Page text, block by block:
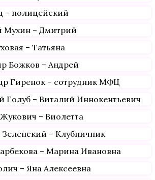
– полицейский
Мухин – Дмитрий
– Татьяна
Божков – Андрей
Гиренок – сотрудник МФЦ
Голуб – Виталий Иннокентьевич
– Виолетта
– Клубничник
– Марина Ивановна
– Яна Алексеевна